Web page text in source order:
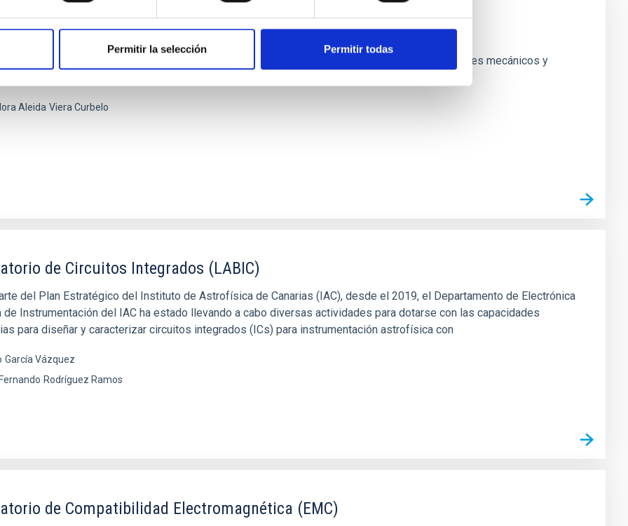
Permitir la selección Permitir todas
de Mecatrónica
de Mecatrónica ofrece un espacio para crear y diseñar sistemas que combinan componentes mecánicos y
Aleida Viera Curbelo
de Circuitos Integrados (LABIC)
del Plan Estratégico del Instituto de Astrofísica de Canarias (IAC), desde el 2019, el Departamento de Electrónica
de Instrumentación del IAC ha estado llevando a cabo diversas actividades para dotarse con las capacidades
para diseñar y caracterizar circuitos integrados (ICs) para instrumentación astrofísica con
García Vázquez
Fernando Rodríguez Ramos
de Compatibilidad Electromagnética (EMC)